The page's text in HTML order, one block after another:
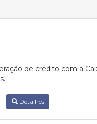
de crédito com a
Detalhes